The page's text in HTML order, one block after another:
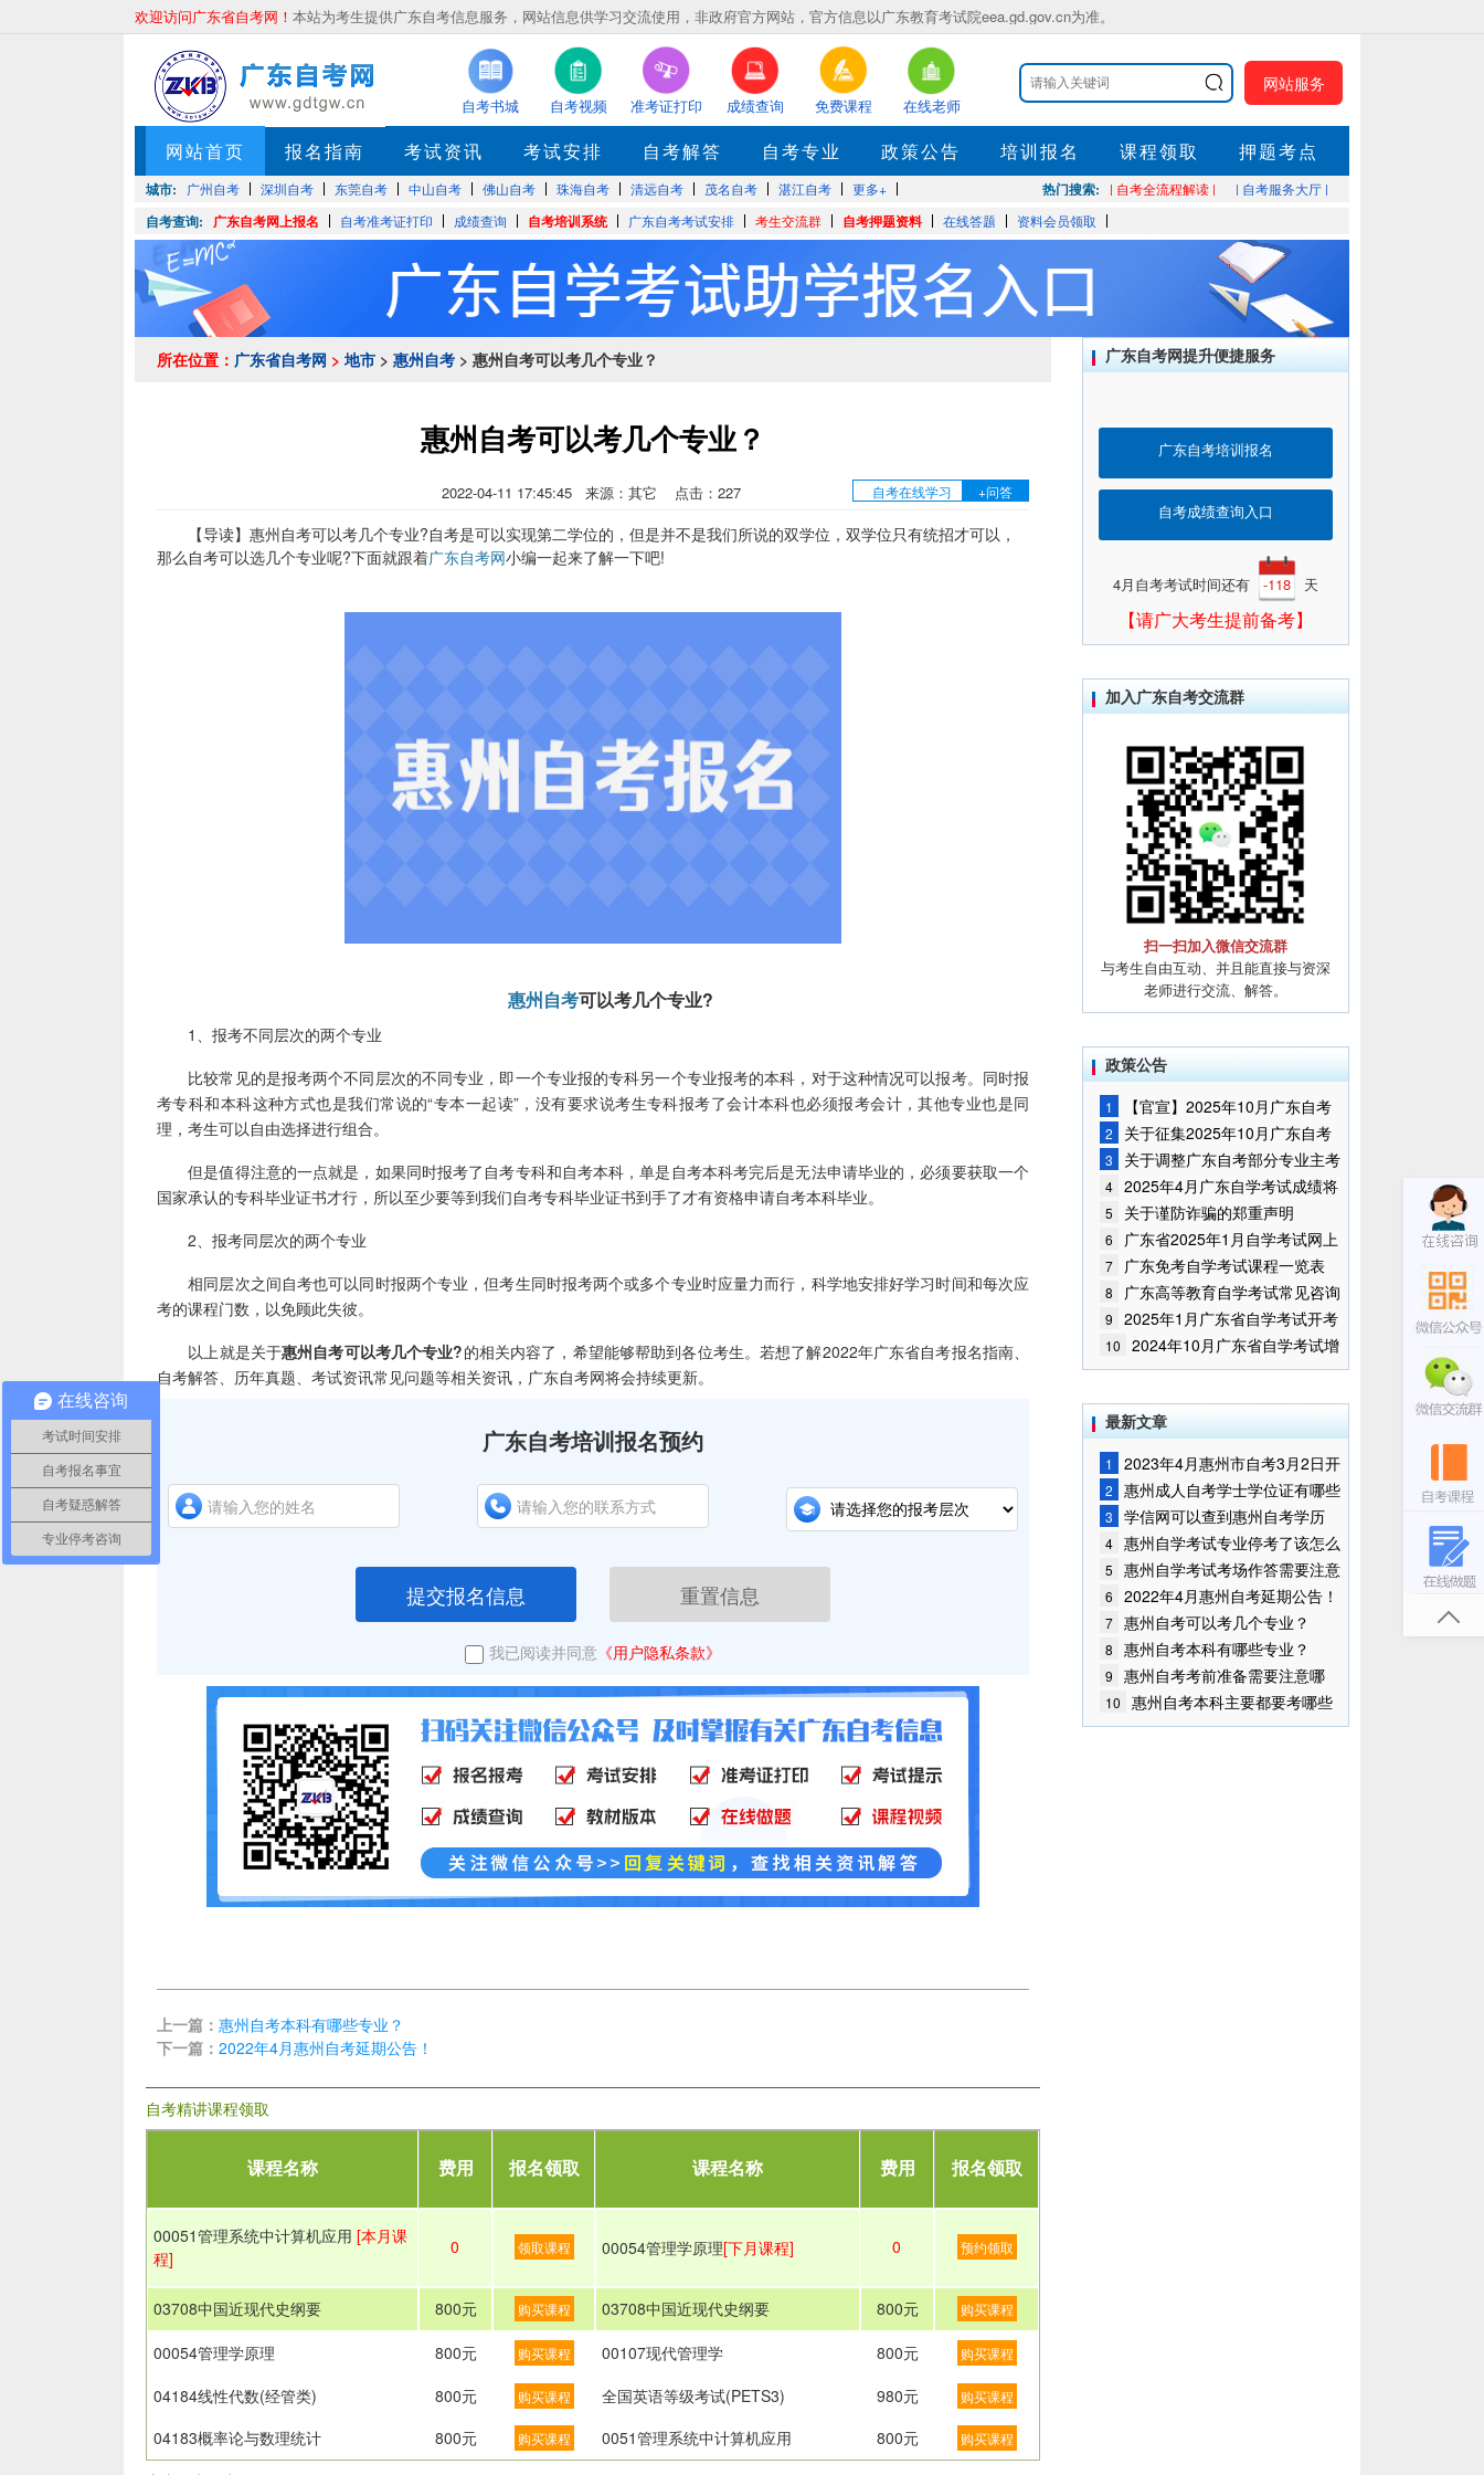
欢迎访问广东省自考网！ 本站为考生提供广东自考信息服务，网站信息供学习交流使用，非政府官方网站，官方信息以广东教育考试院eea.gd.gov.cn为准。
自考书城 自考视频 准考证打印 成绩查询 免费课程 在线老师
网站服务
网站首页 报名指南 考试资讯 考试安排 自考解答 自考专业 政策公告 培训报名 课程领取 押题考点
城市: 广州自考 深圳自考 东莞自考 中山自考 佛山自考 珠海自考 清远自考 茂名自考 湛江自考 更多+ 热门搜索: | 自考全流程解读 | | 自考服务大厅 |
自考查询: 广东自考网上报名 自考准考证打印 成绩查询 自考培训系统 广东自考考试安排 考生交流群 自考押题资料 在线答题 资料会员领取
所在位置： 广东省自考网 > 地市 > 惠州自考 > 惠州自考可以考几个专业？
惠州自考可以考几个专业？
2022-04-11 17:45:45 来源：其它 点击： 227 自考在线学习 +问答
【导读】惠州自考可以考几个专业?自考是可以实现第二学位的，但是并不是我们所说的双学位，双学位只有统招才可以，
那么自考可以选几个专业呢?下面就跟着广东自考网小编一起来了解一下吧!
惠州自考可以考几个专业?
1、报考不同层次的两个专业
比较常见的是报考两个不同层次的不同专业，即一个专业报的专科另一个专业报考的本科，对于这种情况可以报考。同时报
考专科和本科这种方式也是我们常说的“专本一起读”，没有要求说考生专科报考了会计本科也必须报考会计，其他专业也是同
理，考生可以自由选择进行组合。
但是值得注意的一点就是，如果同时报考了自考专科和自考本科，单是自考本科考完后是无法申请毕业的，必须要获取一个
国家承认的专科毕业证书才行，所以至少要等到我们自考专科毕业证书到手了才有资格申请自考本科毕业。
2、报考同层次的两个专业
相同层次之间自考也可以同时报两个专业，但考生同时报考两个或多个专业时应量力而行，科学地安排好学习时间和每次应
考的课程门数，以免顾此失彼。
以上就是关于惠州自考可以考几个专业?的相关内容了，希望能够帮助到各位考生。若想了解2022年广东省自考报名指南、
自考解答、历年真题、考试资讯常见问题等相关资讯，广东自考网将会持续更新。
广东自考培训报名预约
提交报名信息 重置信息
我已阅读并同意 《用户隐私条款》
上一篇： 惠州自考本科有哪些专业？
下一篇： 2022年4月惠州自考延期公告！
自考精讲课程领取
课程名称 费用 报名领取 课程名称 费用 报名领取
00051管理系统中计算机应用 [本月课
程]
0 领取课程 00054管理学原理[下月课程] 0 预约领取
03708中国近现代史纲要 800元 购买课程 03708中国近现代史纲要 800元 购买课程
00054管理学原理 800元 购买课程 00107现代管理学 800元 购买课程
04184线性代数(经管类) 800元 购买课程 全国英语等级考试(PETS3) 980元 购买课程
04183概率论与数理统计 800元 购买课程 0051管理系统中计算机应用 800元 购买课程
广东自考网提升便捷服务
广东自考培训报名
自考成绩查询入口
4月自考考试时间还有 -118 天
【请广大考生提前备考】
加入广东自考交流群
扫一扫加入微信交流群
与考生自由互动、并且能直接与资深
老师进行交流、解答。
政策公告
1
【官宣】2025年10月广东自考
报名时间通知
2
关于征集2025年10月广东自考
增加开考停考专业部分课程意向的
通告
3
关于调整广东自考部分专业主考
学校的通知
4 2025年4月广东自学考试成绩将
于5月9日公布
5 关于谨防诈骗的郑重声明
6
广东省2025年1月自学考试网上
报名报考须知
7 广东免考自学考试课程一览表
8
广东高等教育自学考试常见咨询
问题
9
2025年1月广东省自学考试开考
课程考试时间安排和使用教材的通
知
10
2024年10月广东省自学考试增
加一门开考课程的通告
最新文章
1
2023年4月惠州市自考3月2日开
始报考！
2
惠州成人自考学士学位证有哪些
作用？
3
学信网可以查到惠州自考学历
吗？
4 惠州自学考试专业停考了该怎么
办？
5
惠州自学考试考场作答需要注意
什么？
6 2022年4月惠州自考延期公告！
7 惠州自考可以考几个专业？
8 惠州自考本科有哪些专业？
9
惠州自考考前准备需要注意哪
些？
10
惠州自考本科主要都要考哪些
科目？
在线咨询
考试时间安排
自考报名事宜
自考疑惑解答
专业停考咨询